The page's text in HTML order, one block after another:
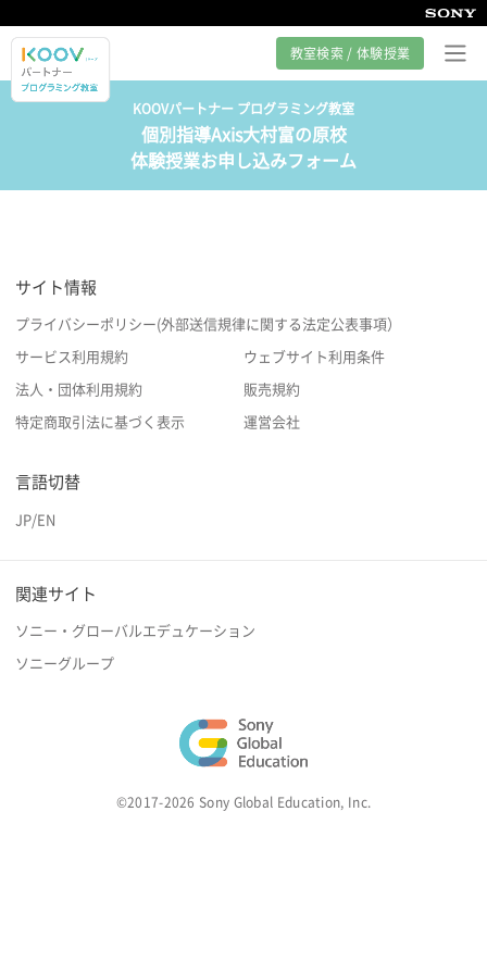
教室検索 / 体験授業
プログラミング教室とは
カリキュラム紹介
サポート
KOOVパートナー プログラミング教室
個別指導Axis大村富の原校
体験授業お申し込みフォーム
サイト情報
プライバシーポリシー(外部送信規律に関する法定公表事項）
サービス利用規約 ウェブサイト利用条件
法人・団体利用規約 販売規約
特定商取引法に基づく表示 運営会社
言語切替
JP/EN
関連サイト
ソニー・グローバルエデュケーション
ソニーグループ
©2017-2026 Sony Global Education, Inc.